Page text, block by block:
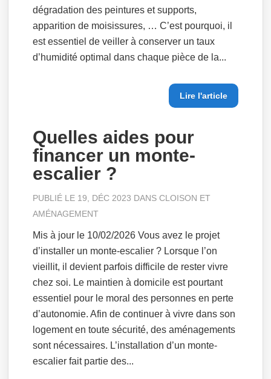
dégradation des peintures et supports,
apparition de moisissures, … C’est pourquoi, il
est essentiel de veiller à conserver un taux
d’humidité optimal dans chaque pièce de la...
Lire l'article
Quelles aides pour
financer un monte-
escalier ?
PUBLIÉ LE 19, DÉC 2023 DANSCLOISON ET
AMÉNAGEMENT
Mis à jour le 10/02/2026 Vous avez le projet
d’installer un monte-escalier ? Lorsque l’on
vieillit, il devient parfois difficile de rester vivre
chez soi. Le maintien à domicile est pourtant
essentiel pour le moral des personnes en perte
d’autonomie. Afin de continuer à vivre dans son
logement en toute sécurité, des aménagements
sont nécessaires. L’installation d’un monte-
escalier fait partie des...